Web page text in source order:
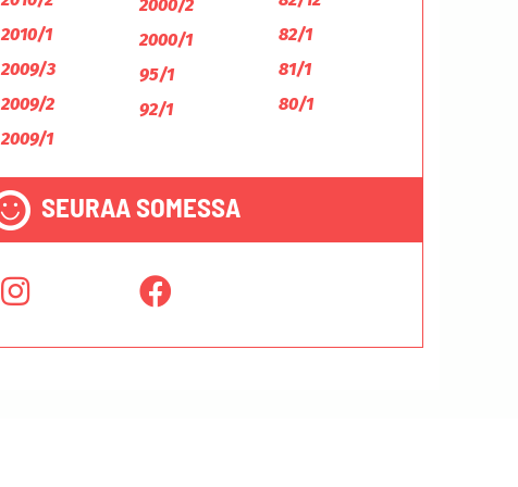
2010/1
2009/3
2009/2
2009/1
2000/2
2000/1
95/1
92/1
82/1
81/1
80/1
SEURAA SOMESSA